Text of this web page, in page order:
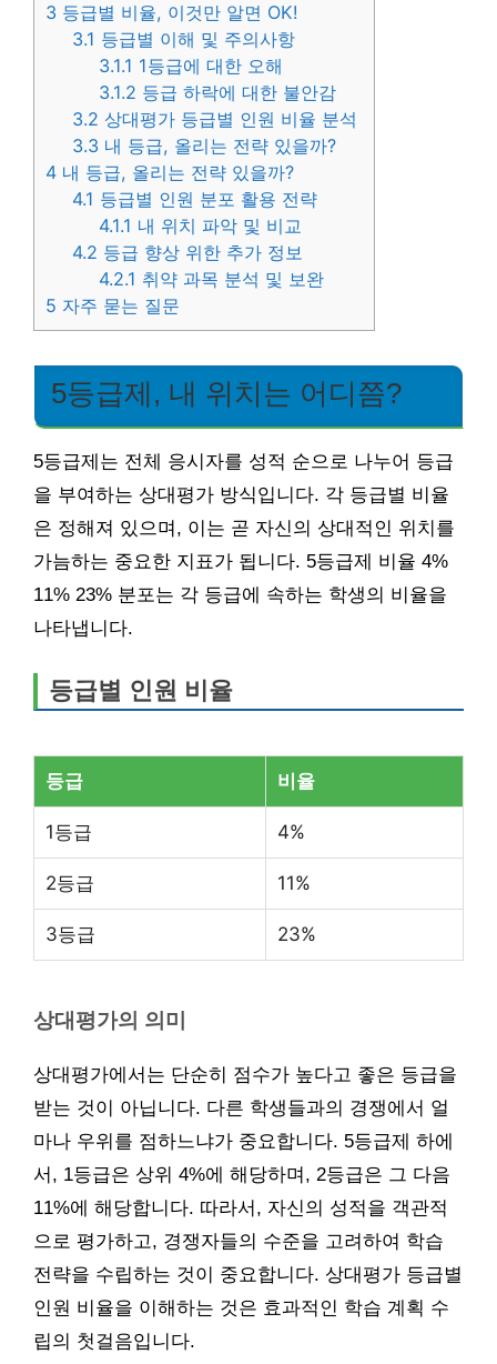
3 등급별 비율, 이것만 알면 OK!
3.1 등급별 이해 및 주의사항
3.1.1 1등급에 대한 오해
3.1.2 등급 하락에 대한 불안감
3.2 상대평가 등급별 인원 비율 분석
3.3 내 등급, 올리는 전략 있을까?
4 내 등급, 올리는 전략 있을까?
4.1 등급별 인원 분포 활용 전략
4.1.1 내 위치 파악 및 비교
4.2 등급 향상 위한 추가 정보
4.2.1 취약 과목 분석 및 보완
5 자주 묻는 질문
5등급제, 내 위치는 어디쯤?
5등급제는 전체 응시자를 성적 순으로 나누어 등급
을 부여하는 상대평가 방식입니다. 각 등급별 비율
은 정해져 있으며, 이는 곧 자신의 상대적인 위치를
가늠하는 중요한 지표가 됩니다. 5등급제 비율 4%
11% 23% 분포는 각 등급에 속하는 학생의 비율을
나타냅니다.
등급별 인원 비율
등급 비율
1등급 4%
2등급 11%
3등급 23%
상대평가의 의미
상대평가에서는 단순히 점수가 높다고 좋은 등급을
받는 것이 아닙니다. 다른 학생들과의 경쟁에서 얼
마나 우위를 점하느냐가 중요합니다. 5등급제 하에
서, 1등급은 상위 4%에 해당하며, 2등급은 그 다음
11%에 해당합니다. 따라서, 자신의 성적을 객관적
으로 평가하고, 경쟁자들의 수준을 고려하여 학습
전략을 수립하는 것이 중요합니다. 상대평가 등급별
인원 비율을 이해하는 것은 효과적인 학습 계획 수
립의 첫걸음입니다.